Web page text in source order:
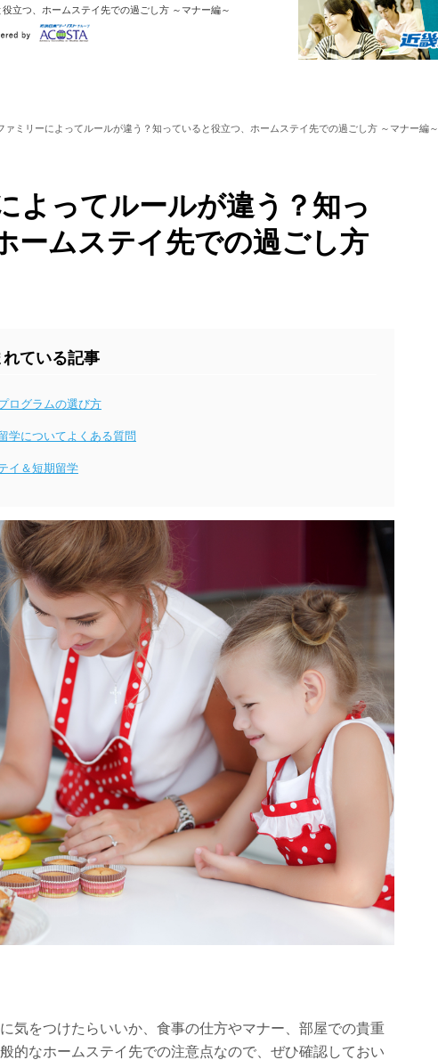
立つ、ホームステイ先での過ごし方 ～マナー編～
ァミリーによってルールが違う？知っていると役立つ、ホームステイ先での過ごし方 ～マナー編～
よってルールが違う？知っ
ームステイ先での過ごし方
ている記事
ログラムの選び方
学についてよくある質問
イ＆短期留学
気をつけたらいいか、食事の仕方やマナー、部屋での貴重
的なホームステイ先での注意点なので、ぜひ確認しておい